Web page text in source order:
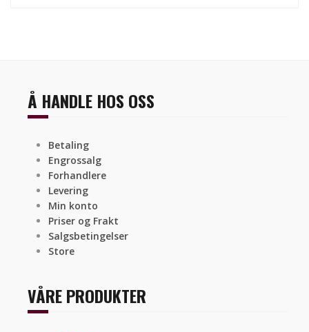
Å HANDLE HOS OSS
Betaling
Engrossalg
Forhandlere
Levering
Min konto
Priser og Frakt
Salgsbetingelser
Store
VÅRE PRODUKTER